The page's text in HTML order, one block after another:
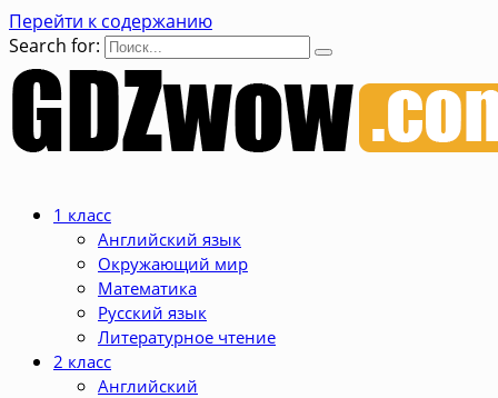
Перейти к содержанию
Search for:
1 класс
Английский язык
Окружающий мир
Математика
Русский язык
Литературное чтение
2 класс
Английский